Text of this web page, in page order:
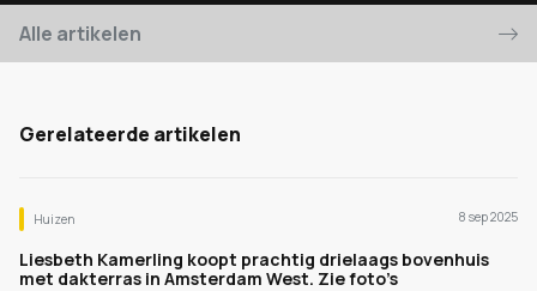
Alle artikelen
Gerelateerde artikelen
Huizen 8 sep 2025
Liesbeth Kamerling koopt prachtig drielaags bovenhuis
met dakterras in Amsterdam West. Zie foto’s